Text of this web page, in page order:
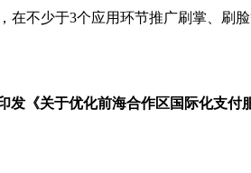
不少于3个应用环节推广刷掌、刷
《关于优化前海合作区国际化支付